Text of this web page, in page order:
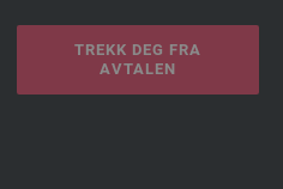
TREKK DEG FRA
AVTALEN